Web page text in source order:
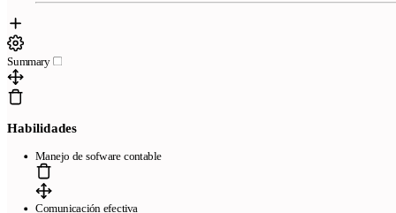
Summary
Habilidades
Manejo de sofware contable
Comunicación efectiva